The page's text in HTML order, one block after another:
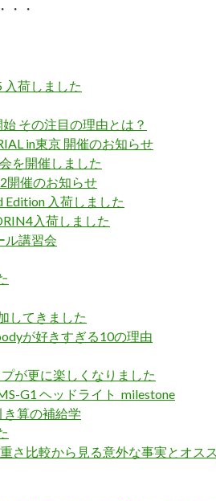
・・
入荷しました
その注目の理由とは？
in東京 開催のお知らせ
を開催しました
開催のお知らせ
Edition 入荷しました
入荷しました
ル講習会
してきました
が好きすぎる10の理由
が更に楽しくなりました
G1 ヘッドライト milestone
算の補給学
さ比較から見る意外な事実とオスス